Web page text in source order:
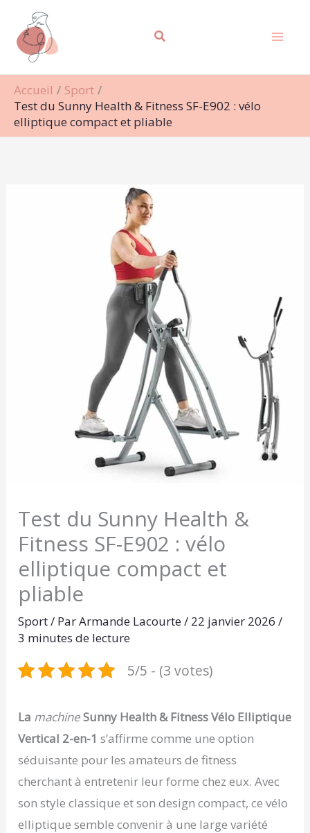
contenu
Accueil
Sport
Test du Sunny Health & Fitness SF-E902 : vélo
elliptique compact et pliable
Test du Sunny Health &
Fitness SF-E902 : vélo
elliptique compact et
pliable
Sport/ ParArmande Lacourte/ 22 janvier 2026/
3 minutes de lecture
5/5 - (3 votes)
La machineSunny Health & Fitness Vélo Elliptique
Vertical 2-en-1 s’affirme comme une option
séduisante pour les amateurs de fitness
cherchant à entretenir leur forme chez eux. Avec
son style classique et son design compact, ce vélo
elliptique semble convenir à une large variété
Rechercher